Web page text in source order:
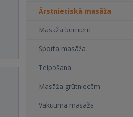
Ārstnieciskā masāža
Masāža bērniem
Sporta masāža
Teipošana
Masāža grūtniecēm
Vakuuma masāža